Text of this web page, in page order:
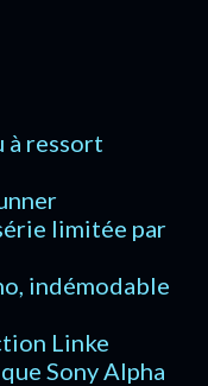
à ressort
limitée par
indémodable
Linke
Sony Alpha